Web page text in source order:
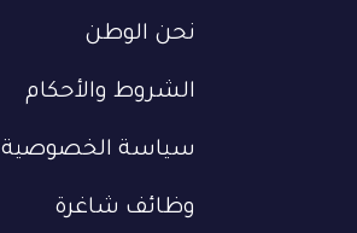
نحن الوطن
الشروط والأحكام
سياسة الخصوصية
وظائف شاغرة